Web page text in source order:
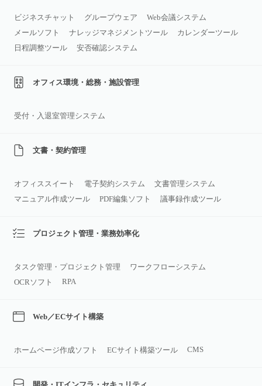
ビジネスチャット グループウェア
Web会議システム
メールソフト
ナレッジマネジメントツール
カレンダーツール
日程調整ツール
安否確認システム
オフィス環境・総務・施設管理
受付・入退室管理システム
文書・契約管理
オフィススイート 電子契約システム
文書管理システム
マニュアル作成ツール
PDF編集ソフト 議事録作成ツール
プロジェクト管理・業務効率化
タスク管理・プロジェクト管理
ワークフローシステム
OCRソフト
RPA
Web／ECサイト構築
ホームページ作成ソフト ECサイト構築ツール CMS